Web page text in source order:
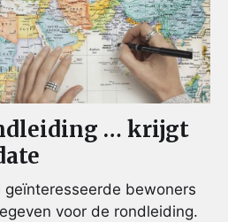
… krijgt
geïnteresseerde bewoners
voor de rondleiding.